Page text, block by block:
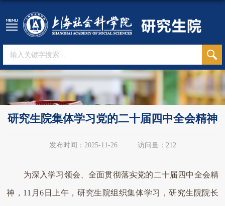
研究生院集体学习党的二十届四中全会精神
发布时间：2025-11-26 访问量： 212
为深入学习领会、全面贯彻落实党的二十届四中全会精
神，11月6日上午，研究生院组织集体学习，研究生院院长